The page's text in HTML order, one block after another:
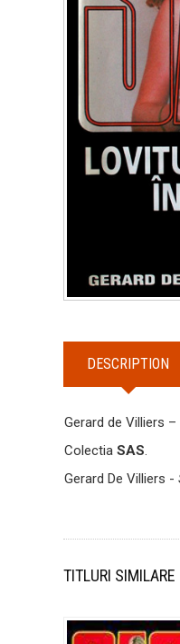
DESCRIPTION
Gerard de Villiers –
Colectia SAS.
Gerard De Villiers -
TITLURI SIMILARE